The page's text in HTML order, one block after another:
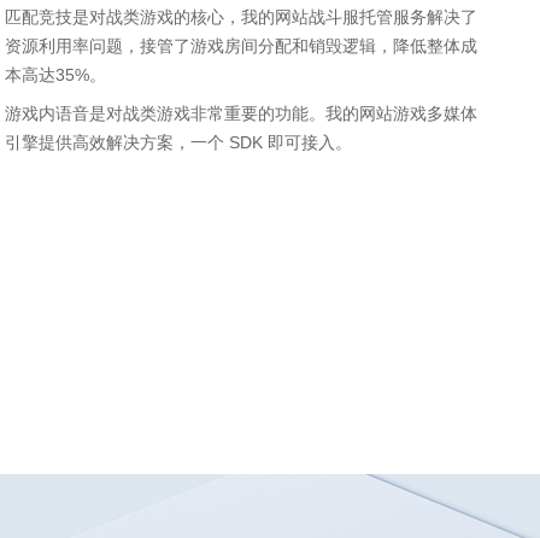
匹配竞技是对战类游戏的核心，我的网站战斗服托管服务解决了
资源利用率问题，接管了游戏房间分配和销毁逻辑，降低整体成
本高达35%。
游戏内语音是对战类游戏非常重要的功能。我的网站游戏多媒体
引擎提供高效解决方案，一个 SDK 即可接入。